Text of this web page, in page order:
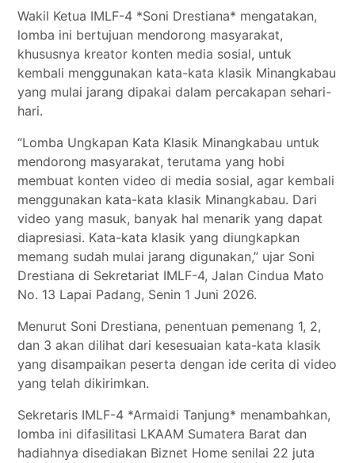
Wakil Ketua IMLF-4 *Soni Drestiana* mengatakan,
lomba ini bertujuan mendorong masyarakat,
khususnya kreator konten media sosial, untuk
kembali menggunakan kata-kata klasik Minangkabau
yang mulai jarang dipakai dalam percakapan sehari-
hari.
“Lomba Ungkapan Kata Klasik Minangkabau untuk
mendorong masyarakat, terutama yang hobi
membuat konten video di media sosial, agar kembali
menggunakan kata-kata klasik Minangkabau. Dari
video yang masuk, banyak hal menarik yang dapat
diapresiasi. Kata-kata klasik yang diungkapkan
memang sudah mulai jarang digunakan,” ujar Soni
Drestiana di Sekretariat IMLF-4, Jalan Cindua Mato
No. 13 Lapai Padang, Senin 1 Juni 2026.
Menurut Soni Drestiana, penentuan pemenang 1, 2,
dan 3 akan dilihat dari kesesuaian kata-kata klasik
yang disampaikan peserta dengan ide cerita di video
yang telah dikirimkan.
Sekretaris IMLF-4 *Armaidi Tanjung* menambahkan,
lomba ini difasilitasi LKAAM Sumatera Barat dan
hadiahnya disediakan Biznet Home senilai 22 juta